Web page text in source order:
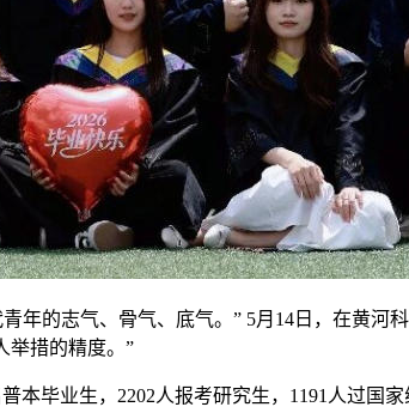
年的志气、骨气、底气。” 5月14日，在黄河
举措的精度。”
本毕业生，2202人报考研究生，1191人过国